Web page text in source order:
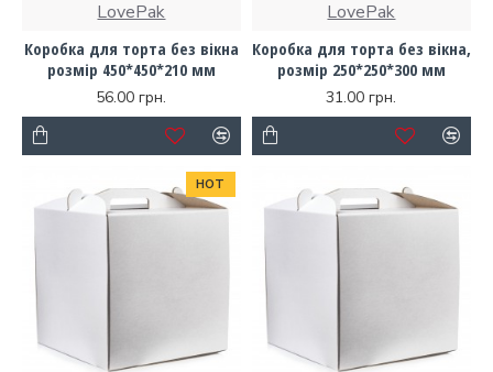
LovePak
Коробка для торта без вікна
розмір 450*450*210 мм
56.00 грн.
LovePak
Коробка для торта без вікна,
розмір 250*250*300 мм
31.00 грн.
HOT